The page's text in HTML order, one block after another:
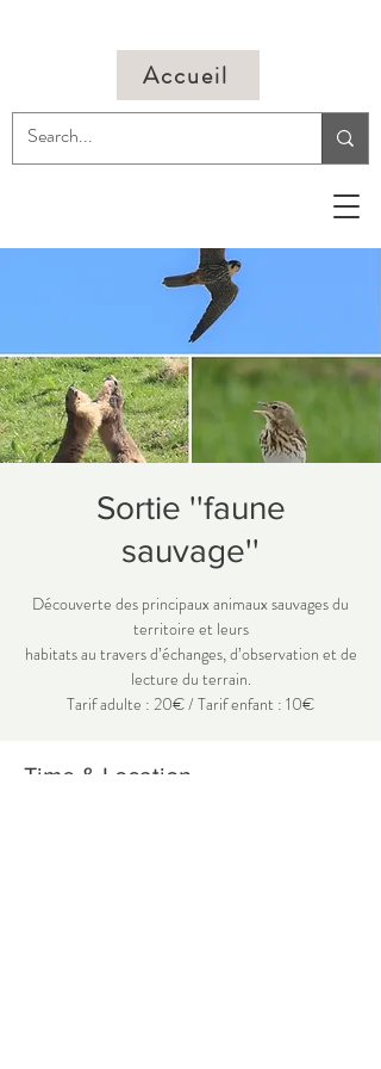
Accueil
Sortie ''faune
sauvage''
Découverte des principaux animaux sauvages du
territoire et leurs
habitats au travers d’échanges, d’observation et de
lecture du terrain.
Tarif adulte : 20€ / Tarif enfant : 10€
Time & Location